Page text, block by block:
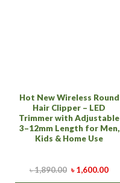
Hot New Wireless Round
Hair Clipper – LED
Trimmer with Adjustable
3–12mm Length for Men,
Kids & Home Use
৳1,890.00 ৳1,600.00